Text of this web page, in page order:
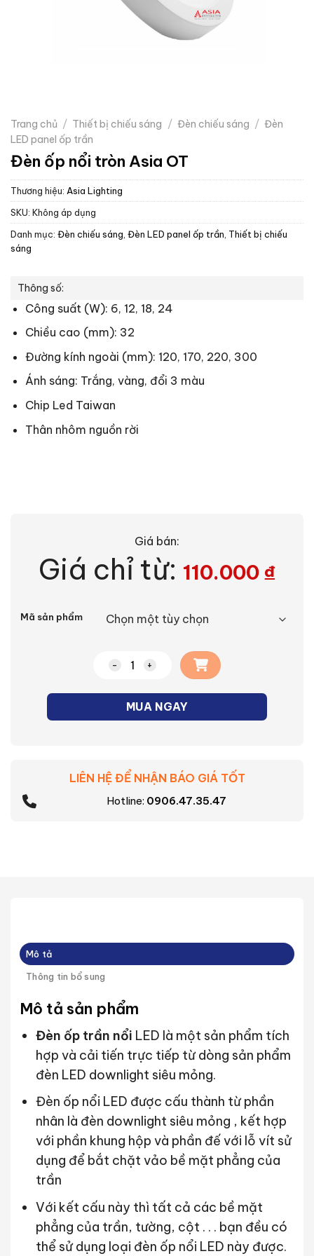
Trang chủ / Thiết bị chiếu sáng / Đèn chiếu sáng / Đèn
LED panel ốp trần
Đèn ốp nổi tròn Asia OT
Thương hiệu: Asia Lighting
SKU: Không áp dụng
Danh mục: Đèn chiếu sáng Đèn LED panel ốp trần Thiết bị chiếu
sáng
Thông số:
Công suất (W): 6, 12, 18, 24
Chiều cao (mm): 32
Đường kính ngoài (mm): 120, 170, 220, 300
Ánh sáng: Trắng, vàng, đổi 3 màu
Chip Led Taiwan
Thân nhôm nguồn rời
Giá bán:
Giá chỉ từ: 110.000 ₫
Mã sản phẩm
Đèn ốp nổi tròn Asia OT số lượng
MUA NGAY
LIÊN HỆ ĐỂ NHẬN BÁO GIÁ TỐT
Hotline: 0906.47.35.47
Mô tả
Thông tin bổ sung
Mô tả sản phẩm
Đèn ốp trần nổi LED là một sản phẩm tích
hợp và cải tiến trực tiếp từ dòng sản phẩm
đèn LED downlight siêu mỏng.
Đèn ốp nổi LED được cấu thành từ phần
nhân là đèn downlight siêu mỏng , kết hợp
với phần khung hộp và phần đế với lỗ vít sử
dụng để bắt chặt vảo bề mặt phẳng của
trần
Với kết cấu này thì tất cả các bề mặt
phẳng của trần, tường, cột . . . bạn đều có
thể sử dụng loại đèn ốp nổi LED này được.